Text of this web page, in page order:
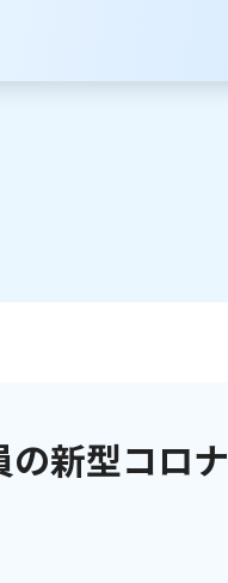
の新型コロ